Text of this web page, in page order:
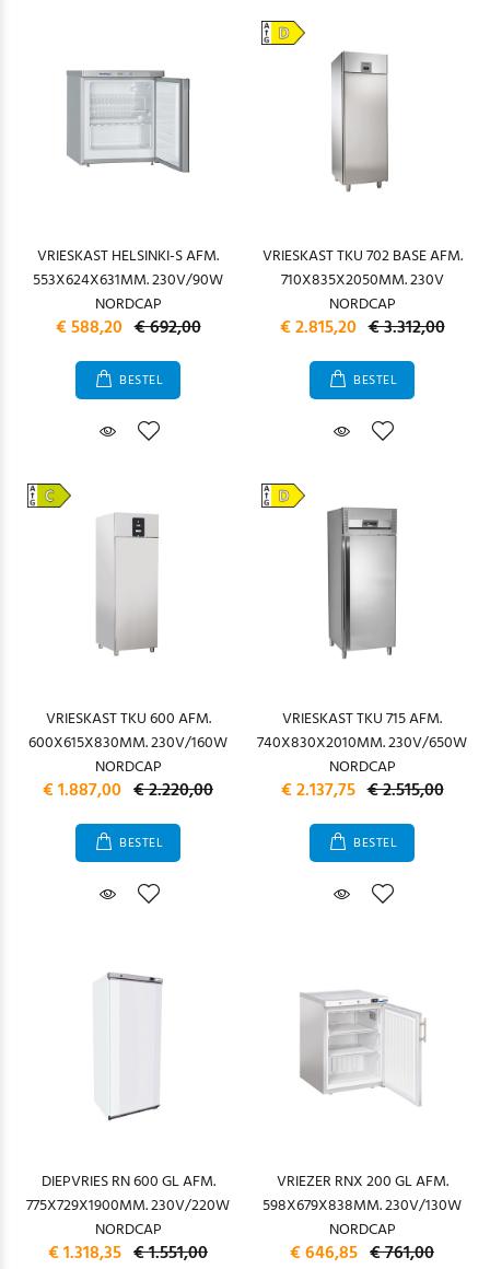
VRIESKAST HELSINKI-S AFM.
553X624X631MM. 230V/90W
NORDCAP
€ 588,20 € 692,00
BESTEL
VRIESKAST TKU 702 BASE AFM.
710X835X2050MM. 230V
NORDCAP
€ 2.815,20 € 3.312,00
BESTEL
VRIESKAST TKU 600 AFM.
600X615X830MM. 230V/160W
NORDCAP
€ 1.887,00 € 2.220,00
BESTEL
VRIESKAST TKU 715 AFM.
740X830X2010MM. 230V/650W
NORDCAP
€ 2.137,75 € 2.515,00
BESTEL
DIEPVRIES RN 600 GL AFM.
775X729X1900MM. 230V/220W
NORDCAP
€ 1.318,35 € 1.551,00
VRIEZER RNX 200 GL AFM.
598X679X838MM. 230V/130W
NORDCAP
€ 646,85 € 761,00